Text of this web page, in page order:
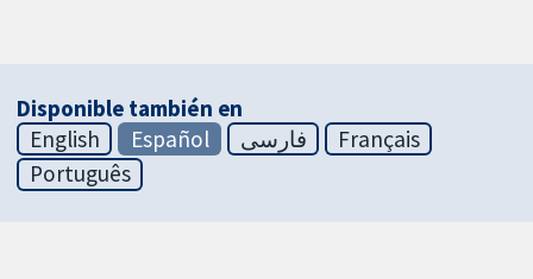
Disponible también en
English
Español فارسی
Français
Português